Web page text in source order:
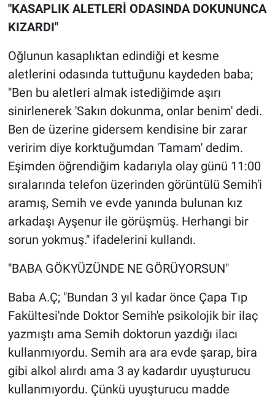
"KASAPLIK ALETLERİ ODASINDA DOKUNUNCA
KIZARDI"
Oğlunun kasaplıktan edindiği et kesme
aletlerini odasında tuttuğunu kaydeden baba;
"Ben bu aletleri almak istediğimde aşırı
sinirlenerek 'Sakın dokunma, onlar benim' dedi.
Ben de üzerine gidersem kendisine bir zarar
veririm diye korktuğumdan 'Tamam' dedim.
Eşimden öğrendiğim kadarıyla olay günü 11:00
sıralarında telefon üzerinden görüntülü Semih'i
aramış, Semih ve evde yanında bulunan kız
arkadaşı Ayşenur ile görüşmüş. Herhangi bir
sorun yokmuş." ifadelerini kullandı.
"BABA GÖKYÜZÜNDE NE GÖRÜYORSUN"
Baba A.Ç; "Bundan 3 yıl kadar önce Çapa Tıp
Fakültesi'nde Doktor Semih'e psikolojik bir ilaç
yazmıştı ama Semih doktorun yazdığı ilacı
kullanmıyordu. Semih ara ara evde şarap, bira
gibi alkol alırdı ama 3 ay kadardır uyuşturucu
kullanmıyordu. Çünkü uyuşturucu madde